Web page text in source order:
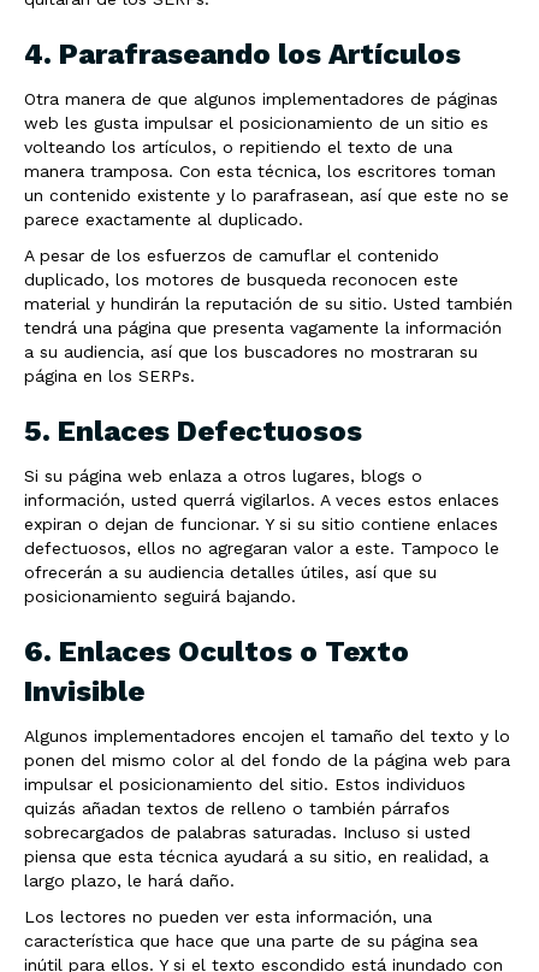
4. Parafraseando los Artículos
Otra manera de que algunos implementadores de páginas
web les gusta impulsar el posicionamiento de un sitio es
volteando los artículos, o repitiendo el texto de una
manera tramposa. Con esta técnica, los escritores toman
un contenido existente y lo parafrasean, así que este no se
parece exactamente al duplicado.
A pesar de los esfuerzos de camuflar el contenido
duplicado, los motores de busqueda reconocen este
material y hundirán la reputación de su sitio. Usted también
tendrá una página que presenta vagamente la información
a su audiencia, así que los buscadores no mostraran su
página en los SERPs.
5. Enlaces Defectuosos
Si su página web enlaza a otros lugares, blogs o
información, usted querrá vigilarlos. A veces estos enlaces
expiran o dejan de funcionar. Y si su sitio contiene enlaces
defectuosos, ellos no agregaran valor a este. Tampoco le
ofrecerán a su audiencia detalles útiles, así que su
posicionamiento seguirá bajando.
6. Enlaces Ocultos o Texto
Invisible
Algunos implementadores encojen el tamaño del texto y lo
ponen del mismo color al del fondo de la página web para
impulsar el posicionamiento del sitio. Estos individuos
quizás añadan textos de relleno o también párrafos
sobrecargados de palabras saturadas. Incluso si usted
piensa que esta técnica ayudará a su sitio, en realidad, a
largo plazo, le hará daño.
Los lectores no pueden ver esta información, una
característica que hace que una parte de su página sea
inútil para ellos. Y si el texto escondido está inundado con